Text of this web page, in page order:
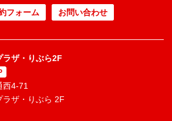
フォーム お問い合わせ
ラザ・りぶら2F
西4-71
ラザ・りぶら 2F